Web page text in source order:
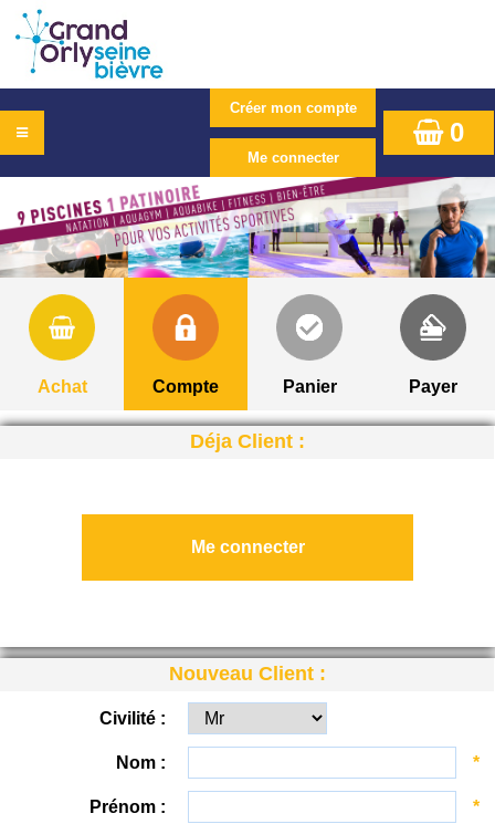
0
Achat Compte Panier Payer
Déja Client :
Nouveau Client :
Civilité :
Nom : *
Prénom : *